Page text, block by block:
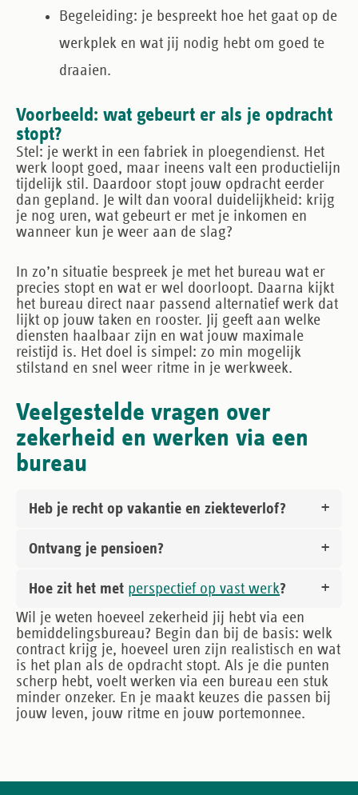
Begeleiding: je bespreekt hoe het gaat op de
werkplek en wat jij nodig hebt om goed te
draaien.
Voorbeeld: wat gebeurt er als je opdracht
stopt?
Stel: je werkt in een fabriek in ploegendienst. Het
werk loopt goed, maar ineens valt een productielijn
tijdelijk stil. Daardoor stopt jouw opdracht eerder
dan gepland. Je wilt dan vooral duidelijkheid: krijg
je nog uren, wat gebeurt er met je inkomen en
wanneer kun je weer aan de slag?
In zo’n situatie bespreek je met het bureau wat er
precies stopt en wat er wel doorloopt. Daarna kijkt
het bureau direct naar passend alternatief werk dat
lijkt op jouw taken en rooster. Jij geeft aan welke
diensten haalbaar zijn en wat jouw maximale
reistijd is. Het doel is simpel: zo min mogelijk
stilstand en snel weer ritme in je werkweek.
Veelgestelde vragen over
zekerheid en werken via een
bureau
Heb je recht op vakantie en ziekteverlof?
Ontvang je pensioen?
Hoe zit het met perspectief op vast werk?
Wil je weten hoeveel zekerheid jij hebt via een
bemiddelingsbureau? Begin dan bij de basis: welk
contract krijg je, hoeveel uren zijn realistisch en wat
is het plan als de opdracht stopt. Als je die punten
scherp hebt, voelt werken via een bureau een stuk
minder onzeker. En je maakt keuzes die passen bij
jouw leven, jouw ritme en jouw portemonnee.